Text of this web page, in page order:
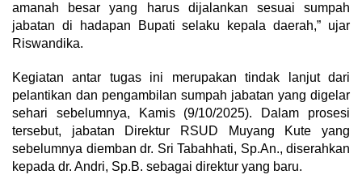
amanah besar yang harus dijalankan sesuai sumpah
jabatan di hadapan Bupati selaku kepala daerah,” ujar
Riswandika.
Kegiatan antar tugas ini merupakan tindak lanjut dari
pelantikan dan pengambilan sumpah jabatan yang digelar
sehari sebelumnya, Kamis (9/10/2025). Dalam prosesi
tersebut, jabatan Direktur RSUD Muyang Kute yang
sebelumnya diemban dr. Sri Tabahhati, Sp.An., diserahkan
kepada dr. Andri, Sp.B. sebagai direktur yang baru.